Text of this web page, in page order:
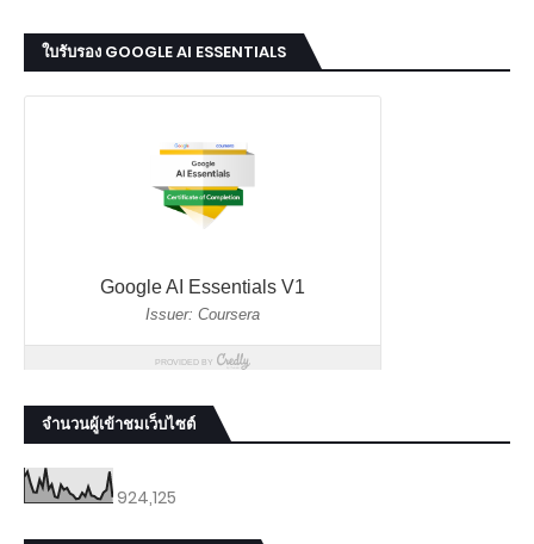
ใบรับรอง GOOGLE AI ESSENTIALS
จำนวนผู้เข้าชมเว็บไซต์
924,125